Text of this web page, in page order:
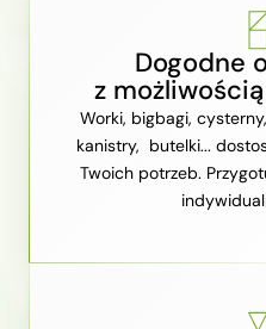
Dogodne
z
Worki, bigbagi,
kanistry, butelki...
Twoich potrzeb.